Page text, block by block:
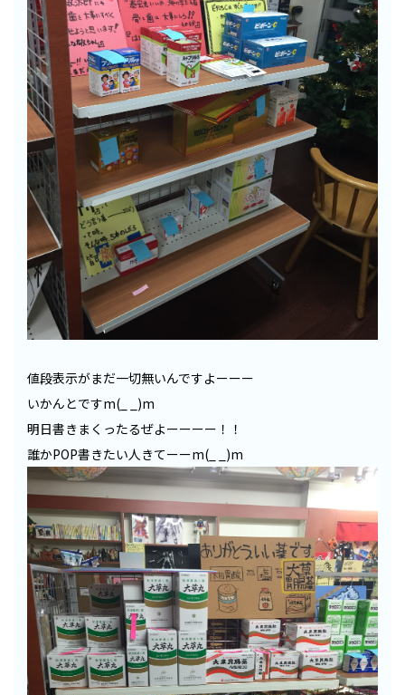
値段表示がまだ一切無いんですよーーー
いかんとですm(_ _)m
明日書きまくったるぜよーーーー！！
誰かPOP書きたい人きてーーm(_ _)m